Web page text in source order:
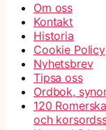
Om oss
Kontakt
Historia
Cookie Policy
Nyhetsbrev
Tipsa oss
Ordbok,
120
och